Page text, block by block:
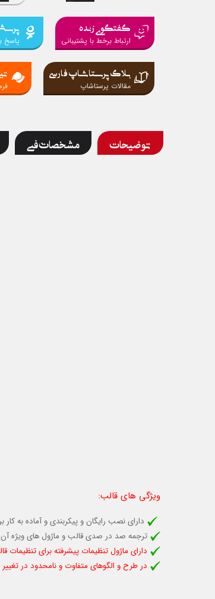
گفتگوی زنده
ارتباط برخط با پشتیبانی پاسخ
بلاگ پرستاشاپ فارسی
مقالات پرستاشاپ
توضیحات مشخصات فنی
ویژگی های قالب:
دارای نصب رایگان و پیکربندی و آماده به
ترجمه صد در صدی قالب و ماژول های ویژه
دارای ماژول تنظیمات پیشرفته برای تنظیمات
در طرح و الگوهای متفاوت و نامحدود در